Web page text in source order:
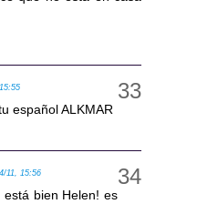
español ALKMAR
11, 15:56
está bien Helen! es